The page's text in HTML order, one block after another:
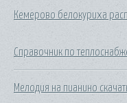
Кемерово белокуриха
Справочник по
Мелодия на пианино